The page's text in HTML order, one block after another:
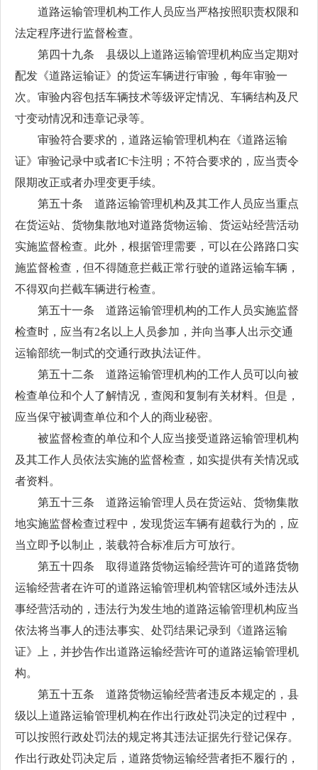
道路运输管理机构工作人员应当严格按照职责权限和
法定程序进行监督检查。
第四十九条 县级以上道路运输管理机构应当定期对
配发《道路运输证》的货运车辆进行审验，每年审验一
次。审验内容包括车辆技术等级评定情况、车辆结构及尺
寸变动情况和违章记录等。
审验符合要求的，道路运输管理机构在《道路运输
证》审验记录中或者IC卡注明；不符合要求的，应当责令
限期改正或者办理变更手续。
第五十条 道路运输管理机构及其工作人员应当重点
在货运站、货物集散地对道路货物运输、货运站经营活动
实施监督检查。此外，根据管理需要，可以在公路路口实
施监督检查，但不得随意拦截正常行驶的道路运输车辆，
不得双向拦截车辆进行检查。
第五十一条 道路运输管理机构的工作人员实施监督
检查时，应当有2名以上人员参加，并向当事人出示交通
运输部统一制式的交通行政执法证件。
第五十二条 道路运输管理机构的工作人员可以向被
检查单位和个人了解情况，查阅和复制有关材料。但是，
应当保守被调查单位和个人的商业秘密。
被监督检查的单位和个人应当接受道路运输管理机构
及其工作人员依法实施的监督检查，如实提供有关情况或
者资料。
第五十三条 道路运输管理人员在货运站、货物集散
地实施监督检查过程中，发现货运车辆有超载行为的，应
当立即予以制止，装载符合标准后方可放行。
第五十四条 取得道路货物运输经营许可的道路货物
运输经营者在许可的道路运输管理机构管辖区域外违法从
事经营活动的，违法行为发生地的道路运输管理机构应当
依法将当事人的违法事实、处罚结果记录到《道路运输
证》上，并抄告作出道路运输经营许可的道路运输管理机
构。
第五十五条 道路货物运输经营者违反本规定的，县
级以上道路运输管理机构在作出行政处罚决定的过程中，
可以按照行政处罚法的规定将其违法证据先行登记保存。
作出行政处罚决定后，道路货物运输经营者拒不履行的，